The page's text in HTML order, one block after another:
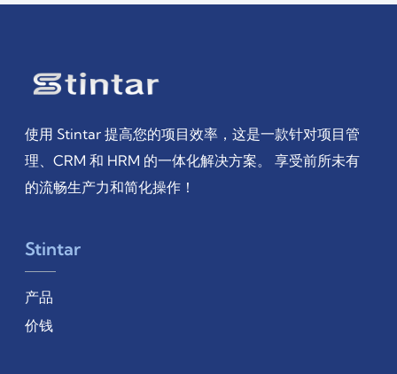
使用 Stintar 提高您的项目效率，这是一款针对项目管
理、CRM 和 HRM 的一体化解决方案。 享受前所未有
的流畅生产力和简化操作！
Stintar
产品
价钱